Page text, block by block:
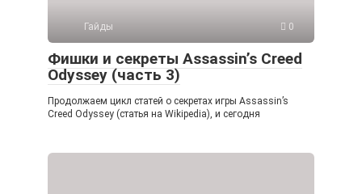
Гайды 0
Фишки и секреты Assassin’s Creed
Odyssey (часть 3)
Продолжаем цикл статей о секретах игры Assassin’s
Creed Odyssey (статья на Wikipedia), и сегодня